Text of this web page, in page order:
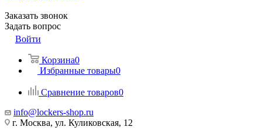
Заказать звонок
Задать вопрос
Войти
Корзина0
Избранные товары0
Сравнение товаров0
info@lockers-shop.ru
г. Москва, ул. Куликовская, 12